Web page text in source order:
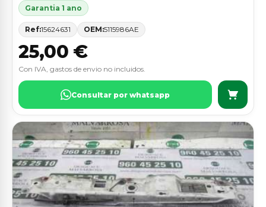
Garantia 1 ano
Ref:15624631 OEM:5115986AE
25,00 €
Con IVA, gastos de envio no incluidos.
Consultar por whatsapp